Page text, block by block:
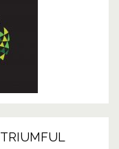
TRIUMFUL